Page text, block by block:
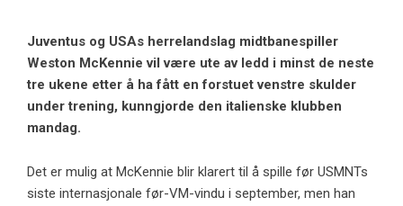
Juventus og USAs herrelandslag midtbanespiller
Weston McKennie vil være ute av ledd i minst de neste
tre ukene etter å ha fått en forstuet venstre skulder
under trening, kunngjorde den italienske klubben
mandag.
Det er mulig at McKennie blir klarert til å spille før USMNTs
siste internasjonale før-VM-vindu i september, men han